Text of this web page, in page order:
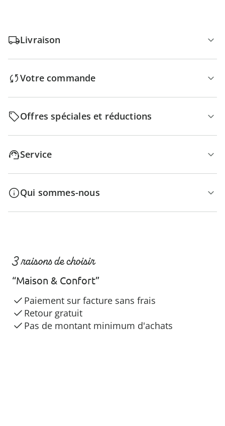
Livraison
Votre commande
Offres spéciales et réductions
Service
Qui sommes-nous
3 raisons de choisir
“Maison & Confort”
Paiement sur facture sans frais
Retour gratuit
Pas de montant minimum d'achats